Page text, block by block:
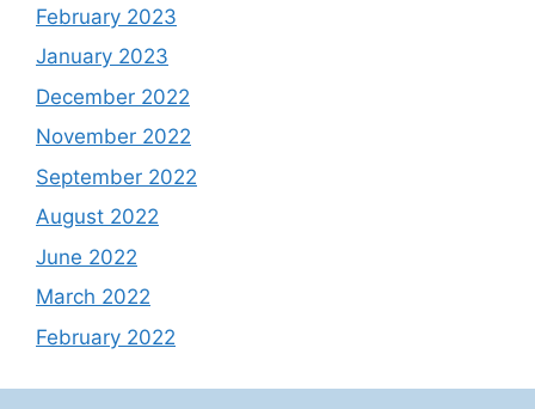
February 2023
January 2023
December 2022
November 2022
September 2022
August 2022
June 2022
March 2022
February 2022